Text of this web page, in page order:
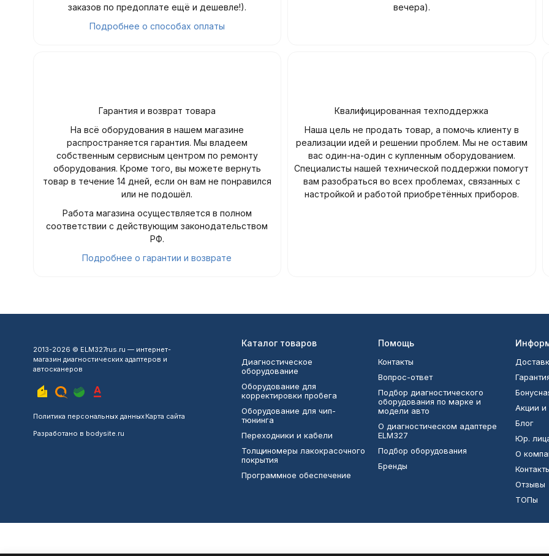
заказов по предоплате ещё и дешевле!).
Подробнее о способах оплаты
вечера).
Гарантия и возврат товара
На всё оборудования в нашем магазине
распространяется гарантия. Мы владеем
собственным сервисным центром по ремонту
оборудования. Кроме того, вы можете вернуть
товар в течение 14 дней, если он вам не понравился
или не подошёл.
Работа магазина осуществляется в полном
соответствии с действующим законодательством
РФ.
Подробнее о гарантии и возврате
Квалифицированная техподдержка
Наша цель не продать товар, а помочь клиенту в
реализации идей и решении проблем. Мы не оставим
вас один-на-один с купленным оборудованием.
Специалисты нашей технической поддержки помогут
вам разобраться во всех проблемах, связанных с
настройкой и работой приобретённых приборов.
2013-2026 © ELM327rus.ru — интернет-
магазин диагностических адаптеров и
автосканеров
Политика персональных данныхКарта сайта
Разработано в bodysite.ru
Каталог товаров
Диагностическое
оборудование
Оборудование для
корректировки пробега
Оборудование для чип-
тюнинга
Переходники и кабели
Толщиномеры лакокрасочного
покрытия
Программное обеспечение
Помощь
Контакты
Вопрос-ответ
Подбор диагностического
оборудования по марке и
модели авто
О диагностическом адаптере
ELM327
Подбор оборудования
Бренды
Акции и
Блог
Юр.
О
Отзывы
ТОПы